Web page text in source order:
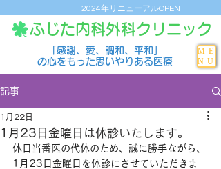
ME
NU
2024年リニューアルOPEN
ふじた内科外科クリニック
「感謝、愛、調和、平和」
の心をもった思いやりある医療
記事
1月23日金曜日は休診いたします。
1月22日
休日当番医の代休のため、誠に勝手ながら、
1月23日金曜日を休診にさせていただきま